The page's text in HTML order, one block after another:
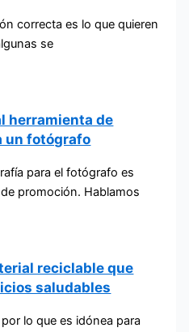
correcta es lo que quieren
se
herramienta de
un fotógrafo
para el fotógrafo es
promoción. Hablamos
reciclable que
saludables
lo que es idónea para